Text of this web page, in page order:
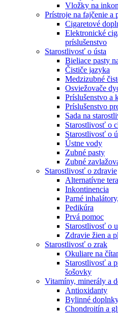
Vložky na
Prístroje na fajčenie a
Cigaretové
Elektronické
príslušenstvo
Starostlivosť o ústa
Bieliace pasty
Čističe jazyka
Medzizubné
Osviežovače
Príslušenstvo a
Príslušenstvo
Sada na
Starostlivosť o
Starostlivosť o
Ústne vody
Zubné pasty
Zubné
Starostlivosť o zdravie
Alternatívne
Inkontinencia
Parné
Pedikúra
Prvá pomoc
Starostlivosť o
Zdravie žien a
Starostlivosť o zrak
Okuliare na
Starostlivosť a
šošovky
Vitamíny, minerály a
Antioxidanty
Bylinné
Chondroitín a